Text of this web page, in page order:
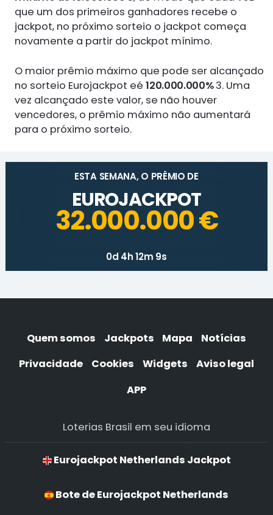
que um dos primeiros ganhadores recebe o
jackpot, no próximo sorteio o jackpot começa
novamente a partir do jackpot mínimo.
O maior prêmio máximo que pode ser alcançado
no sorteio Eurojackpot eé120.000.000%3. Uma
vez alcançado este valor, se não houver
vencedores, o prêmio máximo não aumentará
para o próximo sorteio.
ESTA SEMANA, O PRÊMIO DE
EUROJACKPOT
32.000.000 €
0d 4h 12m 9s
Quem somos Jackpots Mapa
Notícias
Privacidade
Cookies Widgets
Aviso legal
APP
Loterias Brasil em seu idioma
Eurojackpot Netherlands Jackpot
Bote de Eurojackpot Netherlands